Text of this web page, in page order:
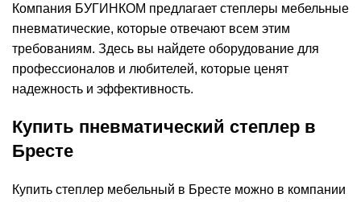
Компания БУГИНКОМ предлагает степлеры мебельные
пневматические, которые отвечают всем этим
требованиям. Здесь вы найдете оборудование для
профессионалов и любителей, которые ценят
надежность и эффективность.
Купить пневматический степлер в
Бресте
Купить степлер мебельный в Бресте можно в компании